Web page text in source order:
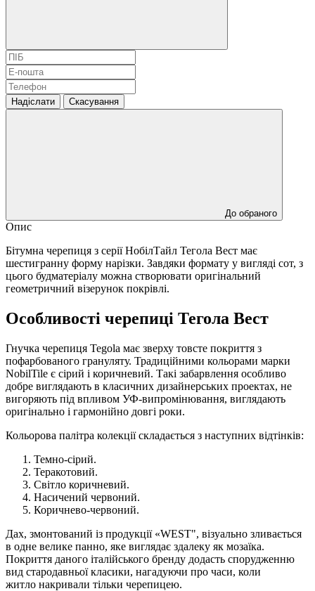
Надіслати Скасування
До обраного
Опис
Бітумна черепиця з серії НобілТайл Тегола Вест має
шестигранну форму нарізки. Завдяки формату у вигляді сот, з
цього будматеріалу можна створювати оригінальний
геометричний візерунок покрівлі.
Особливості черепиці Тегола Вест
Гнучка черепиця Tegola має зверху товсте покриття з
пофарбованого грануляту. Традиційними кольорами марки
NobilTile є сірий і коричневий. Такі забарвлення особливо
добре виглядають в класичних дизайнерських проектах, не
вигоряють під впливом УФ-випромінювання, виглядають
оригінально і гармонійно довгі роки.
Кольорова палітра колекції складається з наступних відтінків:
Темно-сірий.
Теракотовий.
Світло коричневий.
Насичений червоний.
Коричнево-червоний.
Дах, змонтований із продукції «WEST", візуально зливається
в одне велике панно, яке виглядає здалеку як мозаїка.
Покриття даного італійського бренду додасть спорудженню
вид стародавньої класики, нагадуючи про часи, коли
житло накривали тільки черепицею.